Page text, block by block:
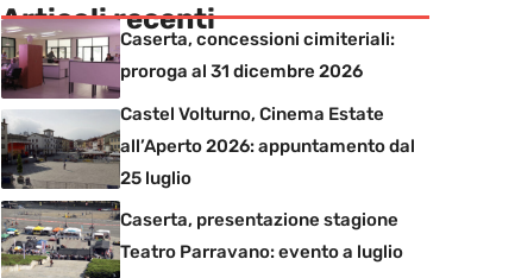
Articoli recenti
Caserta, concessioni cimiteriali:
proroga al 31 dicembre 2026
Castel Volturno, Cinema Estate
all’Aperto 2026: appuntamento dal
25 luglio
Caserta, presentazione stagione
Teatro Parravano: evento a luglio